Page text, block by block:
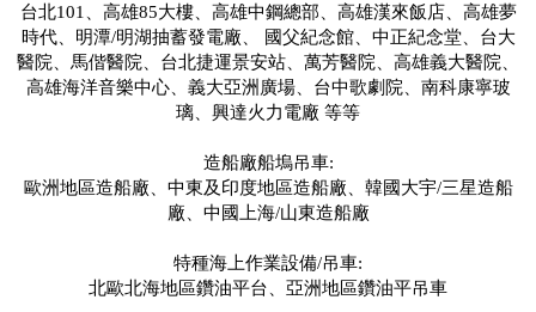
台北101、高雄85大樓、高雄中鋼總部、高雄漢來飯店、高雄夢
時代、明潭/明湖抽蓄發電廠、 國父紀念館、中正紀念堂、台大
醫院、馬偕醫院、台北捷運景安站、萬芳醫院、高雄義大醫院、
高雄海洋音樂中心、義大亞洲廣場、台中歌劇院、南科康寧玻
璃、興達火力電廠 等等
造船廠船塢吊車:
歐洲地區造船廠、中東及印度地區造船廠、韓國大宇/三星造船
廠、中國上海/山東造船廠
特種海上作業設備/吊車:
北歐北海地區鑽油平台、亞洲地區鑽油平吊車